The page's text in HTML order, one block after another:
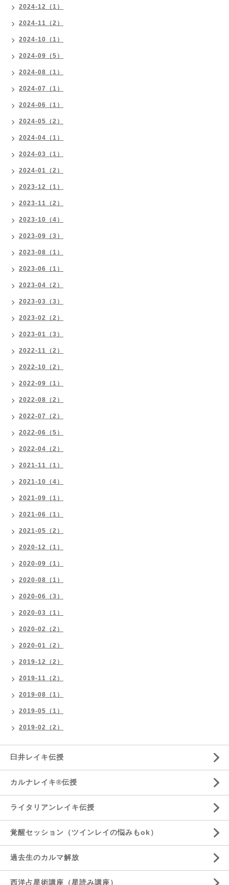
2024-12（1）
2024-11（2）
2024-10（1）
2024-09（5）
2024-08（1）
2024-07（1）
2024-06（1）
2024-05（2）
2024-04（1）
2024-03（1）
2024-01（2）
2023-12（1）
2023-11（2）
2023-10（4）
2023-09（3）
2023-08（1）
2023-06（1）
2023-04（2）
2023-03（3）
2023-02（2）
2023-01（3）
2022-11（2）
2022-10（2）
2022-09（1）
2022-08（2）
2022-07（2）
2022-06（5）
2022-04（2）
2021-11（1）
2021-10（4）
2021-09（1）
2021-06（1）
2021-05（2）
2020-12（1）
2020-09（1）
2020-08（1）
2020-06（3）
2020-03（1）
2020-02（2）
2020-01（2）
2019-12（2）
2019-11（2）
2019-08（1）
2019-05（1）
2019-02（2）
臼井レイキ伝授
カルナレイキ®伝授
ライタリアンレイキ伝授
覚醒セッション（ツインレイの悩みもok）
過去生のカルマ解放
西洋占星術講座（星読み講座）